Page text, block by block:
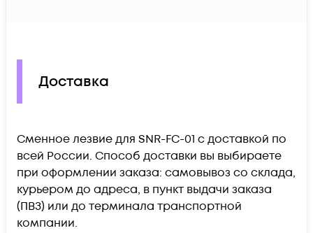
Доставка
Сменное лезвие для SNR-FC-01 c доставкой по
всей России. Способ доставки вы выбираете
при оформлении заказа: самовывоз со склада,
курьером до адреса, в пункт выдачи заказа
(ПВЗ) или до терминала транспортной
компании.